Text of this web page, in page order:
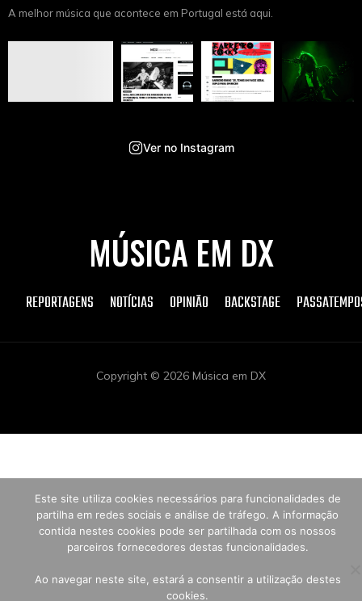
A melhor música que acontece em Portugal está aqui.
Ver no Instagram
MÚSICA EM DX
REPORTAGENS NOTÍCIAS OPINIÃO BACKSTAGE
Copyright © 2026 Música em DX
Este site utiliza cookies necessários para funcionalidades de
partilha em redes sociais e análise de tráfego. A informação
contida nestes cookies pode ser partilhada com os nossos
parceiros fornecedores destas funcionalidades.
Ao navegar neste site, estará a consentir a utilização destes
cookies.